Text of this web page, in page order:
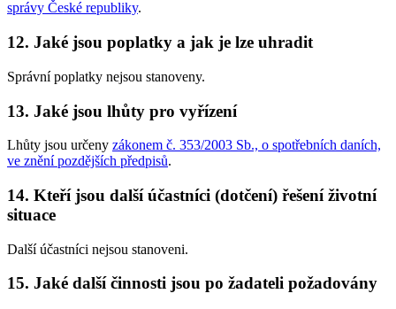
správy České republiky.
12. Jaké jsou poplatky a jak je lze uhradit
Správní poplatky nejsou stanoveny.
13. Jaké jsou lhůty pro vyřízení
Lhůty jsou určeny zákonem č. 353/2003 Sb., o spotřebních daních,
ve znění pozdějších předpisů.
14. Kteří jsou další účastníci (dotčení) řešení životní
situace
Další účastníci nejsou stanoveni.
15. Jaké další činnosti jsou po žadateli požadovány